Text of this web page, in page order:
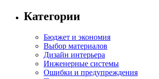
Категории
Бюджет и экономия
Выбор материалов
Дизайн интерьера
Инженерные системы
Ошибки и предупреждения